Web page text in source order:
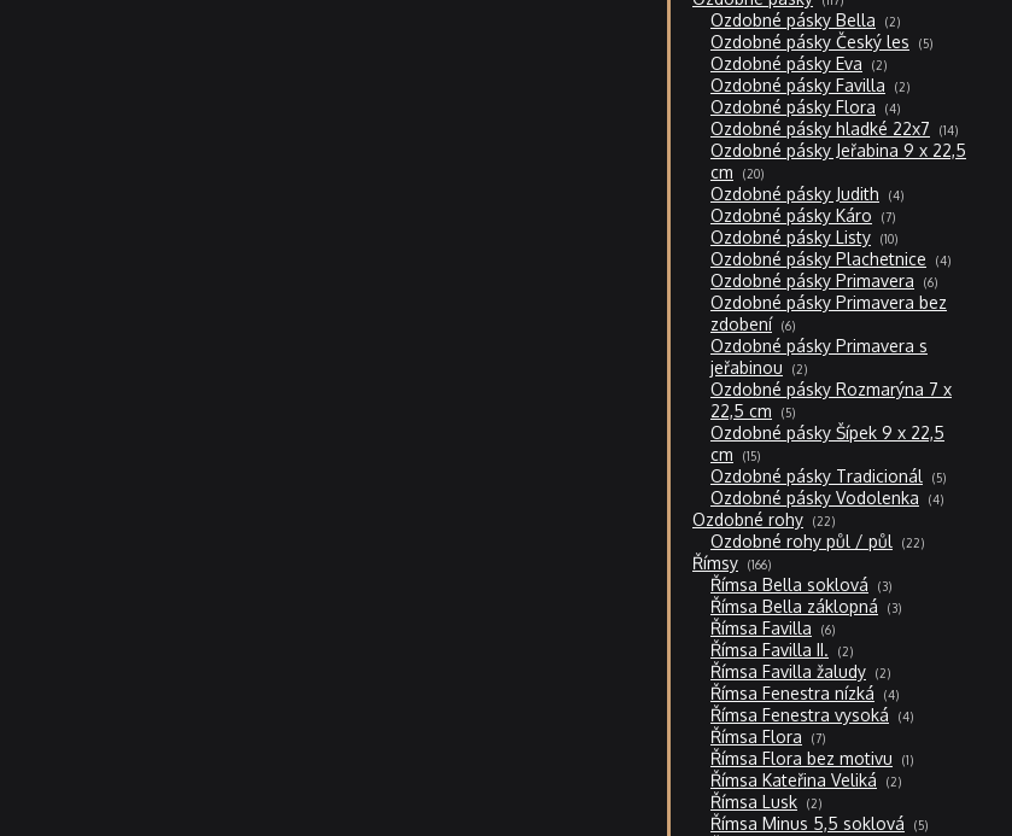
produktů
Ozdobné pásky Bella 22
produkty
Ozdobné pásky Český les 55
produktů
Ozdobné pásky Eva 22
produkty
Ozdobné pásky Favilla 22
produkty
Ozdobné pásky Flora 44
produkty
Ozdobné pásky hladké 22x7 1414
produktů
Ozdobné pásky Jeřabina 9 x 22,5
cm
2020
produktů
Ozdobné pásky Judith 44
produkty
Ozdobné pásky Káro 77
produktů
Ozdobné pásky Listy 1010
produktů
Ozdobné pásky Plachetnice 44
produkty
Ozdobné pásky Primavera 66
produktů
Ozdobné pásky Primavera bez
zdobení
66
produktů
Ozdobné pásky Primavera s
jeřabinou
22
produkty
Ozdobné pásky Rozmarýna 7 x
22,5 cm
55
produktů
Ozdobné pásky Šípek 9 x 22,5
cm
1515
produktů
Ozdobné pásky Tradicionál 55
produktů
Ozdobné pásky Vodolenka 44
produkty
Ozdobné rohy 2222
produktů
Ozdobné rohy půl / půl 2222
produktů
Římsy 166166
produktů
Římsa Bella soklová 33
produkty
Římsa Bella záklopná 33
produkty
Římsa Favilla 66
produktů
Římsa Favilla II. 22
produkty
Římsa Favilla žaludy 22
produkty
Římsa Fenestra nízká 44
produkty
Římsa Fenestra vysoká 44
produkty
Římsa Flora 77
produktů
Římsa Flora bez motivu 11
produkt
Římsa Kateřina Veliká 22
produkty
Římsa Lusk 22
produkty
Římsa Minus 5,5 soklová 55